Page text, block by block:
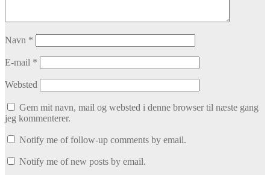
Navn *
E-mail *
Websted
Gem mit navn, mail og websted i denne browser til næste gang
jeg kommenterer.
Notify me of follow-up comments by email.
Notify me of new posts by email.